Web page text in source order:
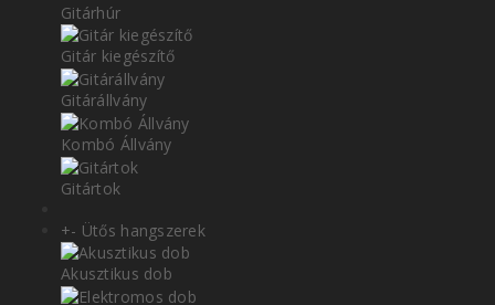
Gitárhúr
Gitár kiegészítő
Gitárállvány
Kombó Állvány
Gitártok
+- Ütős hangszerek
Akusztikus dob